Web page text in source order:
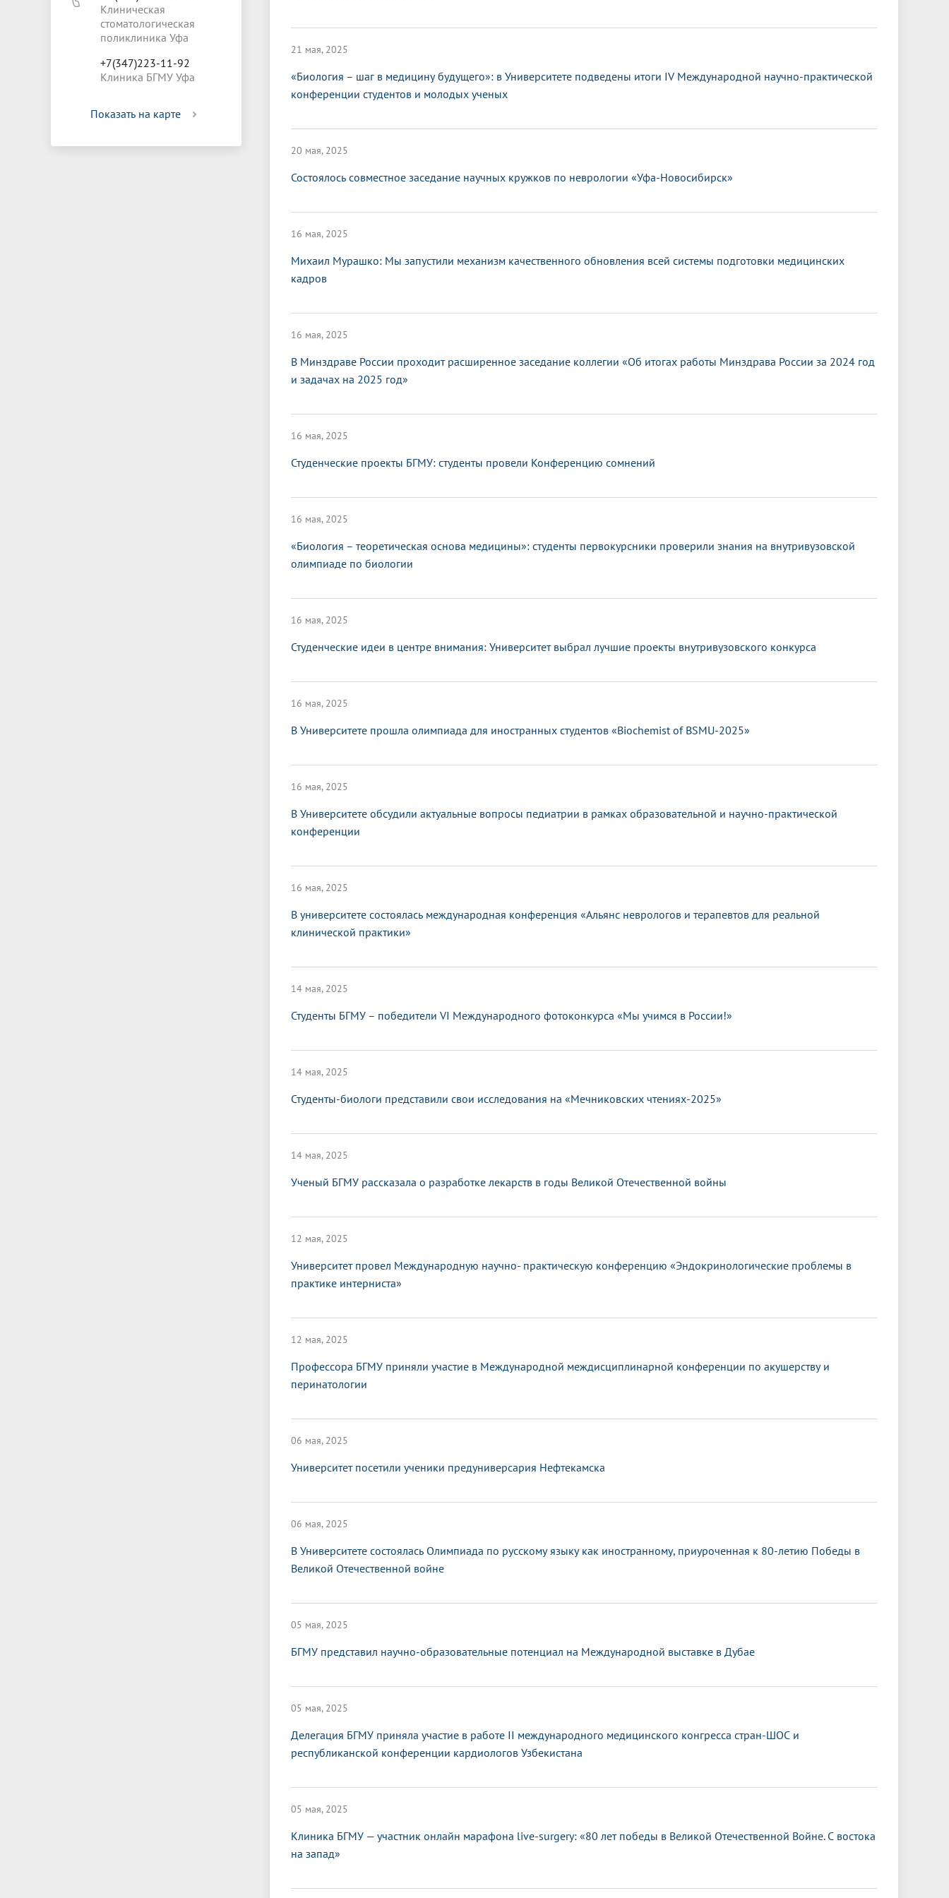
Клиническая
стоматологическая
поликлиника Уфа
+7(347)223-11-92
Клиника БГМУ Уфа
Показать на карте
21 мая, 2025
«Биология – шаг в медицину будущего»: в Университете подведены итоги IV Международной научно-практической
конференции студентов и молодых ученых
20 мая, 2025
Состоялось совместное заседание научных кружков по неврологии «Уфа-Новосибирск»
16 мая, 2025
Михаил Мурашко: Мы запустили механизм качественного обновления всей системы подготовки медицинских
кадров
16 мая, 2025
В Минздраве России проходит расширенное заседание коллегии «Об итогах работы Минздрава России за 2024 год
и задачах на 2025 год»
16 мая, 2025
Студенческие проекты БГМУ: студенты провели Конференцию сомнений
16 мая, 2025
«Биология – теоретическая основа медицины»: студенты первокурсники проверили знания на внутривузовской
олимпиаде по биологии
16 мая, 2025
Студенческие идеи в центре внимания: Университет выбрал лучшие проекты внутривузовского конкурса
16 мая, 2025
В Университете прошла олимпиада для иностранных студентов «Biochemist of BSMU-2025»
16 мая, 2025
В Университете обсудили актуальные вопросы педиатрии в рамках образовательной и научно-практической
конференции
16 мая, 2025
В университете состоялась международная конференция «Альянс неврологов и терапевтов для реальной
клинической практики»
14 мая, 2025
Студенты БГМУ – победители VI Международного фотоконкурса «Мы учимся в России!»
14 мая, 2025
Студенты-биологи представили свои исследования на «Мечниковских чтениях-2025»
14 мая, 2025
Ученый БГМУ рассказала о разработке лекарств в годы Великой Отечественной войны
12 мая, 2025
Университет провел Международную научно- практическую конференцию «Эндокринологические проблемы в
практике интерниста»
12 мая, 2025
Профессора БГМУ приняли участие в Международной междисциплинарной конференции по акушерству и
перинатологии
06 мая, 2025
Университет посетили ученики предуниверсария Нефтекамска
06 мая, 2025
В Университете состоялась Олимпиада по русскому языку как иностранному, приуроченная к 80-летию Победы в
Великой Отечественной войне
05 мая, 2025
БГМУ представил научно-образовательные потенциал на Международной выставке в Дубае
05 мая, 2025
Делегация БГМУ приняла участие в работе II международного медицинского конгресса стран-ШОС и
республиканской конференции кардиологов Узбекистана
05 мая, 2025
Клиника БГМУ — участник онлайн марафона live-surgery: «80 лет победы в Великой Отечественной Войне. С востока
на запад»